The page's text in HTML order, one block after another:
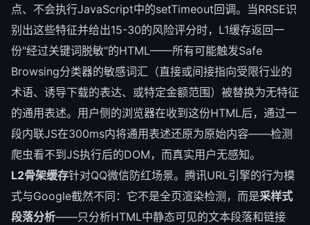
点、不会执行JavaScript中的setTimeout回调。当RRSE识
别出这些特征并给出15-30的风险评分时，L1缓存返回一
份"经过关键词脱敏"的HTML——所有可能触发Safe
Browsing分类器的敏感词汇（直接或间接指向受限行业的
术语、诱导下载的表达、或特定金额范围）被替换为无特征
的通用表述。用户侧的浏览器在收到这份HTML后，通过一
段内联JS在300ms内将通用表述还原为原始内容——检测
爬虫看不到JS执行后的DOM，而真实用户无感知。
L2骨架缓存针对QQ微信防红场景。腾讯URL引擎的行为模
式与Google截然不同：它不是全页渲染检测，而是采样式
段落分析——只分析HTML中静态可见的文本段落和链接